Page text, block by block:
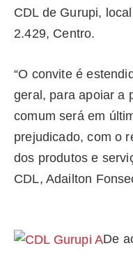
CDL de Gurupi,
2.429, Centro.
“O convite é
geral, para apoiar a
comum será em
prejudicado, com o
dos produtos e
CDL, Adailton
De